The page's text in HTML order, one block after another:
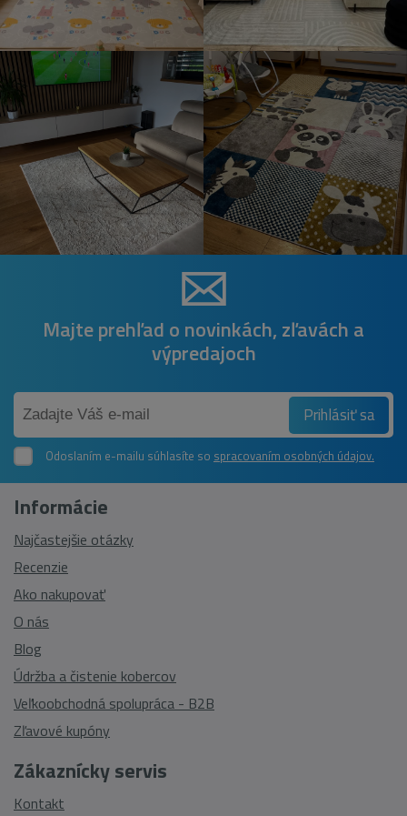
Majte prehľad o novinkách, zľavách a
výpredajoch
Prihlásiť sa
Odoslaním e-mailu súhlasíte so spracovaním osobných údajov.
Zákaznícky servis
Kontakt
Informácie
Najčastejšie otázky
Recenzie
Ako nakupovať
O nás
Blog
Údržba a čistenie kobercov
Veľkoobchodná spolupráca - B2B
Zľavové kupóny